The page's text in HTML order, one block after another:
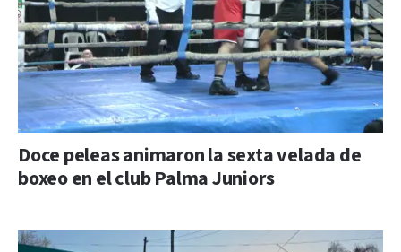
Doce peleas animaron la sexta velada de
boxeo en el club Palma Juniors